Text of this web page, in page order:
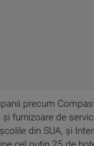
precum
şi furnizoare de
din SUA, şi